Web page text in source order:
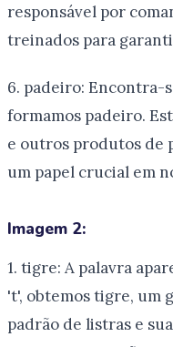
responsável por
treinados para
6. padeiro: Encontra-
formamos padeiro.
e outros produtos de
um papel crucial em
Imagem 2:
1. tigre: A palavra
't', obtemos tigre, um
padrão de listras e